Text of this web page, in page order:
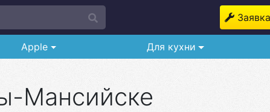
Apple Для кухни
Мансийске